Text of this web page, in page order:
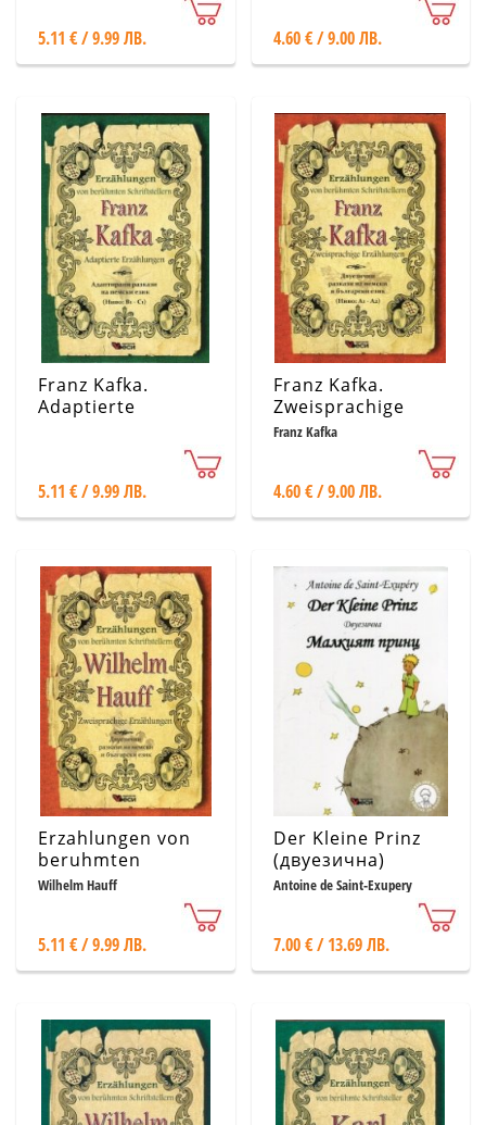
немски език
5.11 € / 9.99 ЛВ.
немски и на
български
4.60 € / 9.00 ЛВ.
Franz Kafka.
Adaptierte
5.11 € / 9.99 ЛВ.
Franz Kafka.
Zweisprachige
Erzahlungen.(
немски и
български език
Franz Kafka
4.60 € / 9.00 ЛВ.
Erzahlungen von
beruhmten
Schriftstellern
разкази на
немски и
Wilhelm Hauff
5.11 € / 9.99 ЛВ.
Der Kleine Prinz
(двуезична)
Antoine de Saint-Exupery
7.00 € / 13.69 ЛВ.